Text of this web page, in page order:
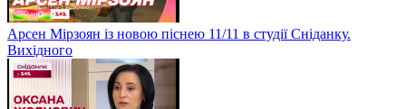
Арсен Мірзоян із новою піснею 11/11 в студії Сніданку.
Вихідного